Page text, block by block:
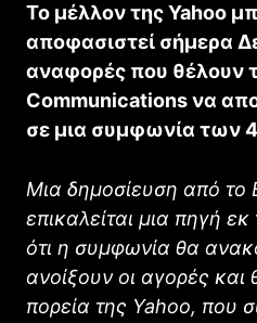
Το μέλλον της Yahoo
αποφασιστεί σήμερα
αναφορές που θέλουν
Communications να
σε μια συμφωνία των
Μια δημοσίευση από το
επικαλείται μια πηγή
ότι η συμφωνία θα
ανοίξουν οι αγορές και
πορεία της Yahoo, που